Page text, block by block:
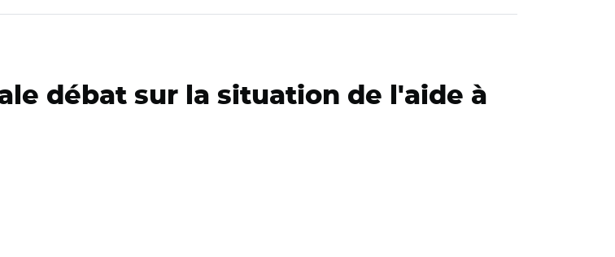
débat sur la situation de l'aide à